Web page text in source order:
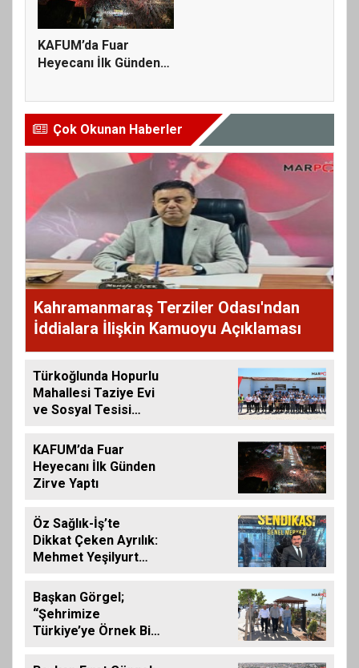
KAFUM’da Fuar
Heyecanı İlk Günden
Çok Okunan Haberler
Kahramanmaraş Terziler Odası'ndan
İddialara İlişkin Kamuoyu Açıklaması
Türkoğlunda Hopurlu
Mahallesi Taziye Evi
ve Sosyal Tesisi
KAFUM’da Fuar
Heyecanı İlk Günden
Zirve Yaptı
Öz Sağlık-İş’te
Dikkat Çeken Ayrılık:
Mehmet Yeşilyurt
Başkan Görgel;
“Şehrimize
Türkiye’ye Örnek Bir
Kazandırdık”